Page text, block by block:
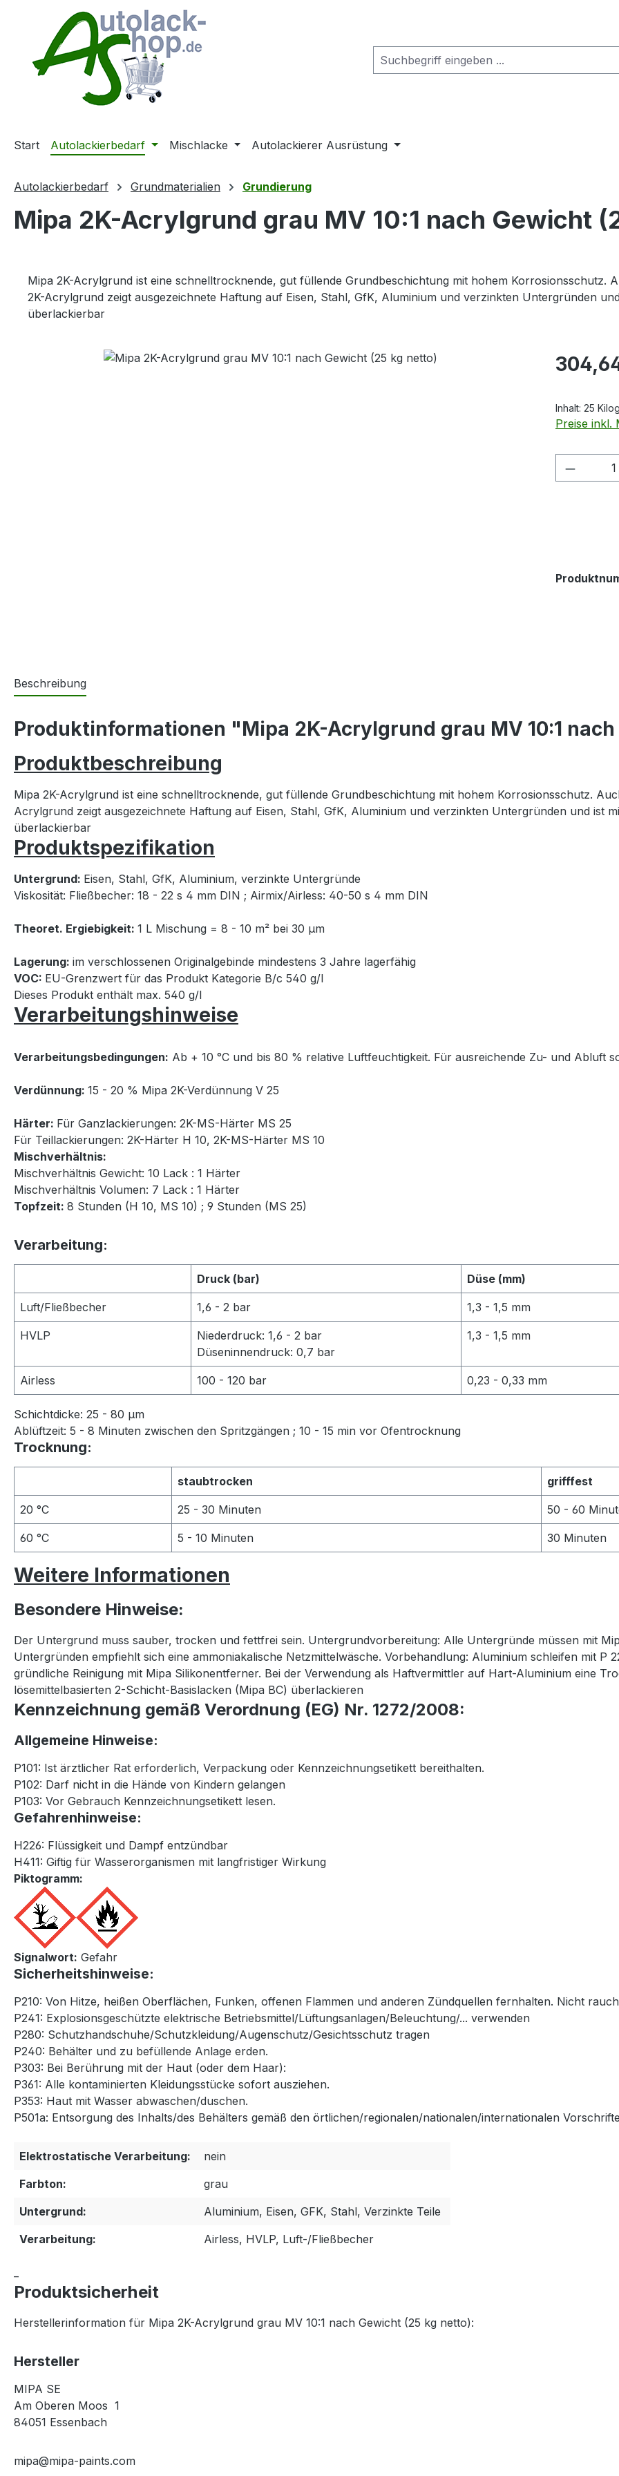
Hauptinhalt springen
Zur Suche springen
Zur Hauptnavigation springen
Start Autolackierbedarf Mischlacke Autolackierer Ausrüstung
Autolackierbedarf Grundmaterialien Grundierung
Mipa 2K-Acrylgrund grau MV 10:1 nach Gewicht
Mipa 2K-Acrylgrund ist eine schnelltrocknende, gut füllende Grundbeschichtung mit hohem Korrosionsschutz.
2K-Acrylgrund zeigt ausgezeichnete Haftung auf Eisen, Stahl, GfK, Aluminium und verzinkten Untergründen
überlackierbar
Bildergalerie überspringen Regulärer
Inhalt: 25
Preise inkl.
Beschreibung
Produktinformationen "Mipa 2K-Acrylgrund grau MV 10:1
Produktbeschreibung
Mipa 2K-Acrylgrund ist eine schnelltrocknende, gut füllende Grundbeschichtung mit hohem Korrosionsschutz.
Acrylgrund zeigt ausgezeichnete Haftung auf Eisen, Stahl, GfK, Aluminium und verzinkten Untergründen und ist
überlackierbar
Produktspezifikation
Untergrund: Eisen, Stahl, GfK, Aluminium, verzinkte Untergründe
Viskosität: Fließbecher: 18 - 22 s 4 mm DIN ; Airmix/Airless: 40-50 s 4 mm DIN
Theoret. Ergiebigkeit: 1 L Mischung = 8 - 10 m² bei 30 μm
Lagerung: im verschlossenen Originalgebinde mindestens 3 Jahre lagerfähig
VOC: EU-Grenzwert für das Produkt Kategorie B/c 540 g/l
Dieses Produkt enthält max. 540 g/l
Verarbeitungshinweise
Verarbeitungsbedingungen: Ab + 10 °C und bis 80 % relative Luftfeuchtigkeit. Für ausreichende Zu- und Abluft
Verdünnung: 15 - 20 % Mipa 2K-Verdünnung V 25
Härter: Für Ganzlackierungen: 2K-MS-Härter MS 25
Für Teillackierungen: 2K-Härter H 10, 2K-MS-Härter MS 10
Mischverhältnis:
Mischverhältnis Gewicht: 10 Lack : 1 Härter
Mischverhältnis Volumen: 7 Lack : 1 Härter
Topfzeit: 8 Stunden (H 10, MS 10) ; 9 Stunden (MS 25)
Verarbeitung:
Druck (bar) Düse (mm)
Luft/Fließbecher 1,6 - 2 bar 1,3 - 1,5 mm
HVLP
Niederdruck: 1,6 - 2 bar
Düseninnendruck: 0,7 bar
1,3 - 1,5 mm
Airless 100 - 120 bar 0,23 - 0,33 mm
Schichtdicke: 25 - 80 μm
Ablüftzeit: 5 - 8 Minuten zwischen den Spritzgängen ; 10 - 15 min vor Ofentrocknung
Trocknung:
staubtrocken grifffest
20 °C 25 - 30 Minuten 50 - 60
60 °C 5 - 10 Minuten 30 Minuten
Weitere Informationen
Besondere Hinweise:
Der Untergrund muss sauber, trocken und fettfrei sein. Untergrundvorbereitung: Alle Untergründe müssen mit
Untergründen empfiehlt sich eine ammoniakalische Netzmittelwäsche. Vorbehandlung: Aluminium schleifen mit P
gründliche Reinigung mit Mipa Silikonentferner. Bei der Verwendung als Haftvermittler auf Hart-Aluminium eine
lösemittelbasierten 2-Schicht-Basislacken (Mipa BC) überlackieren
Kennzeichnung gemäß Verordnung (EG) Nr. 1272/2008:
Allgemeine Hinweise:
P101: Ist ärztlicher Rat erforderlich, Verpackung oder Kennzeichnungsetikett bereithalten.
P102: Darf nicht in die Hände von Kindern gelangen
P103: Vor Gebrauch Kennzeichnungsetikett lesen.
Gefahrenhinweise:
H226: Flüssigkeit und Dampf entzündbar
H411: Giftig für Wasserorganismen mit langfristiger Wirkung
Piktogramm:
Signalwort: Gefahr
Sicherheitshinweise:
P210: Von Hitze, heißen Oberflächen, Funken, offenen Flammen und anderen Zündquellen fernhalten. Nicht
P241: Explosionsgeschützte elektrische Betriebsmittel/Lüftungsanlagen/Beleuchtung/... verwenden
P280: Schutzhandschuhe/Schutzkleidung/Augenschutz/Gesichtsschutz tragen
P240: Behälter und zu befüllende Anlage erden.
P303: Bei Berührung mit der Haut (oder dem Haar):
P361: Alle kontaminierten Kleidungsstücke sofort ausziehen.
P353: Haut mit Wasser abwaschen/duschen.
P501a: Entsorgung des Inhalts/des Behälters gemäß den örtlichen/regionalen/nationalen/internationalen
Elektrostatische Verarbeitung:
nein
Farbton:
grau
Untergrund:
Aluminium, Eisen, GFK, Stahl, Verzinkte Teile
Verarbeitung:
Airless, HVLP, Luft-/Fließbecher
Produktsicherheit
Herstellerinformation für Mipa 2K-Acrylgrund grau MV 10:1 nach Gewicht (25 kg netto):
Hersteller
MIPA SE
Am Oberen Moos 1
84051 Essenbach
mipa@mipa-paints.com